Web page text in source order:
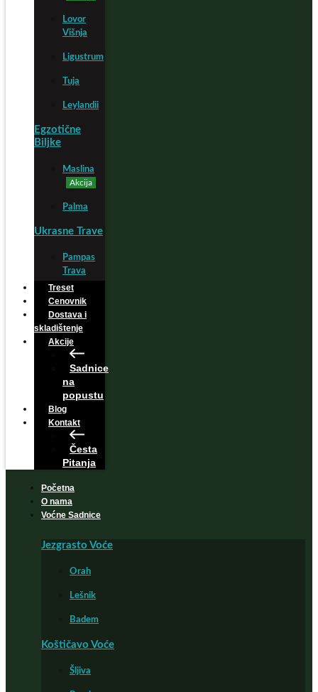
Lovor
Višnja
Ligustrum
Tuja
Leylandii
Egzotične
Biljke
Maslina
Akcija
Palma
Ukrasne Trave
Pampas
Trava
Treset
Cenovnik
Dostava i
skladištenje
Akcije
Sadnice
na
popustu
Blog
Kontakt
Česta
Pitanja
Početna
O nama
Voćne Sadnice
Jezgrasto Voće
Orah
Lešnik
Badem
Koštičavo Voće
Šljiva